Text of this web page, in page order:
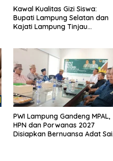
Kawal Kualitas Gizi Siswa:
Bupati Lampung Selatan dan
Kajati Lampung Tinjau
PWI Lampung Gandeng MPAL,
HPN dan Porwanas 2027
Disiapkan Bernuansa Adat Sai